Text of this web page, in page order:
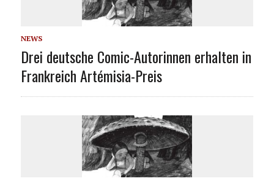
NEWS
Drei deutsche Comic-Autorinnen erhalten in
Frankreich Artémisia-Preis